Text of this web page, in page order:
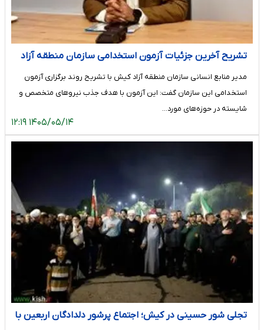
تشریح آخرین جزئیات آزمون استخدامی سازمان منطقه آزاد
مدیر منابع انسانی سازمان منطقه آزاد کیش با تشریح روند برگزاری آزمون
استخدامی این سازمان گفت: این آزمون با هدف جذب نیروهای متخصص و
شایسته در حوزه‌های مورد…
۱۴۰۵/۰۵/۱۴ ۱۲:۱۹
تجلی شور حسینی در کیش؛ اجتماع پرشور دلدادگان اربعین با